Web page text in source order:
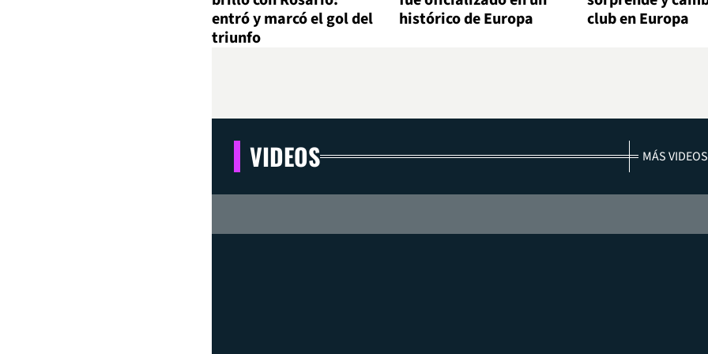
entró y marcó el gol del
triunfo
histórico de Europa
club en Europa
VIDEOS MÁS VIDEOS